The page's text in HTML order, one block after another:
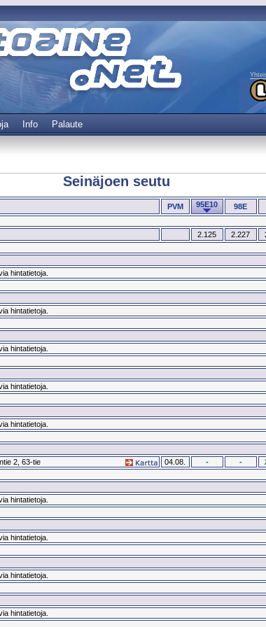
Info Palaute
Seinäjoen seutu
PVM 95E10 98E
2.125 2.227
hintatietoja.
hintatietoja.
hintatietoja.
hintatietoja.
hintatietoja.
2, 63-tie
04.08. - -
hintatietoja.
hintatietoja.
hintatietoja.
hintatietoja.